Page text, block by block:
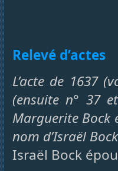
Relevé d’actes
L’acte de 1637
(ensuite n° 37
Marguerite Bock
nom d’Israël
Israël Bock